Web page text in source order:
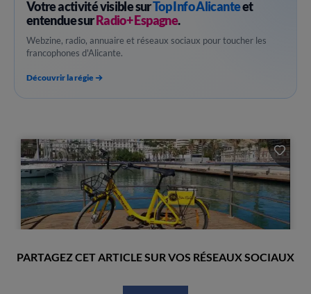
Votre activité visible surTop Info Alicanteet
entendue surRadio+ Espagne.
Webzine, radio, annuaire et réseaux sociaux pour toucher les
francophones d'Alicante.
Découvrir la régie
PARTAGEZ CET ARTICLE SUR VOS RÉSEAUX SOCIAUX